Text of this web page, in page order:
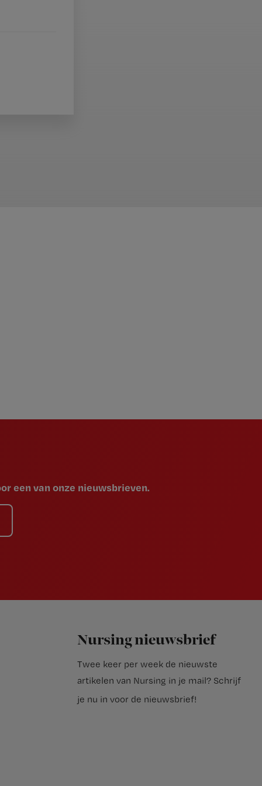
een van onze nieuwsbrieven.
Nursing nieuwsbrief
Twee keer per week de nieuwste
artikelen van Nursing in je mail? Schrijf
je nu in voor de nieuwsbrief!